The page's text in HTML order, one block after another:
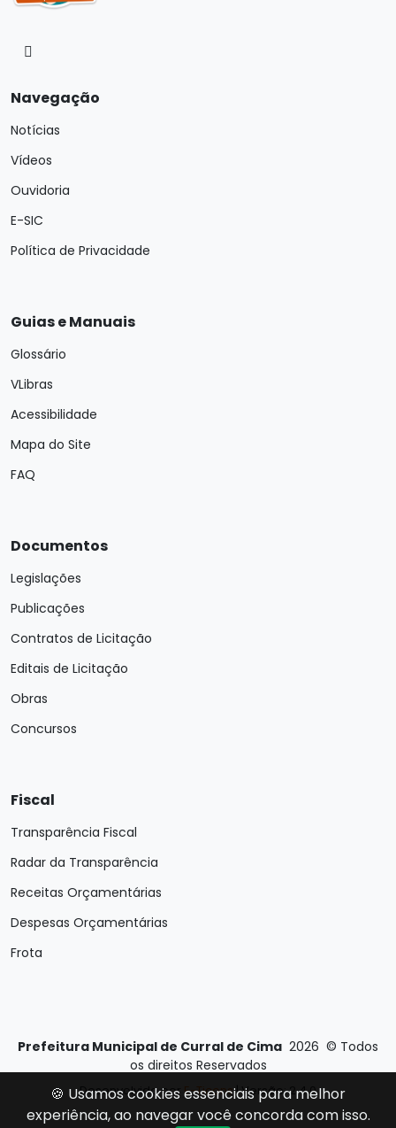
Navegação
Notícias
Vídeos
Ouvidoria
E-SIC
Política de Privacidade
Guias e Manuais
Glossário
VLibras
Acessibilidade
Mapa do Site
FAQ
Documentos
Legislações
Publicações
Contratos de Licitação
Editais de Licitação
Obras
Concursos
Fiscal
Transparência Fiscal
Radar da Transparência
Receitas Orçamentárias
Despesas Orçamentárias
Frota
Prefeitura Municipal de Curral de Cima 2026 © Todos
os direitos Reservados
Desenvolvido por E-Ticons| Versão: 2.4.0
🍪 Usamos cookies essenciais para melhor
experiência, ao navegar você concorda com isso.